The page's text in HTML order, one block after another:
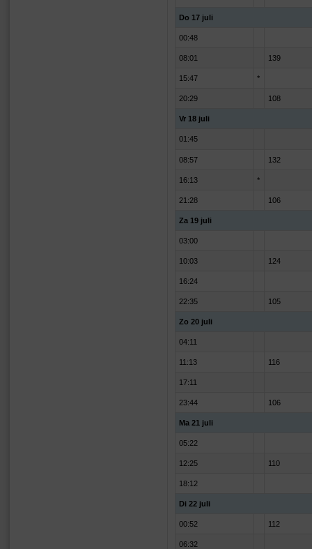
Do 17 juli
00:48
08:01 139
15:47 *
20:29 108
Vr 18 juli
01:45
08:57 132
16:13 *
21:28 106
Za 19 juli
03:00
10:03 124
16:24
22:35 105
Zo 20 juli
04:11
11:13 116
17:11
23:44 106
Ma 21 juli
05:22
12:25 110
18:12
Di 22 juli
00:52 112
06:32